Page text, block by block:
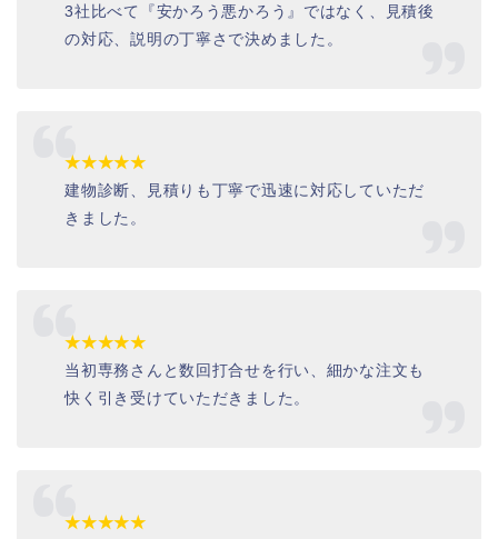
3社比べて『安かろう悪かろう』ではなく、見積後
の対応、説明の丁寧さで決めました。
★★★★★
建物診断、見積りも丁寧で迅速に対応していただ
きました。
★★★★★
当初専務さんと数回打合せを行い、細かな注文も
快く引き受けていただきました。
★★★★★